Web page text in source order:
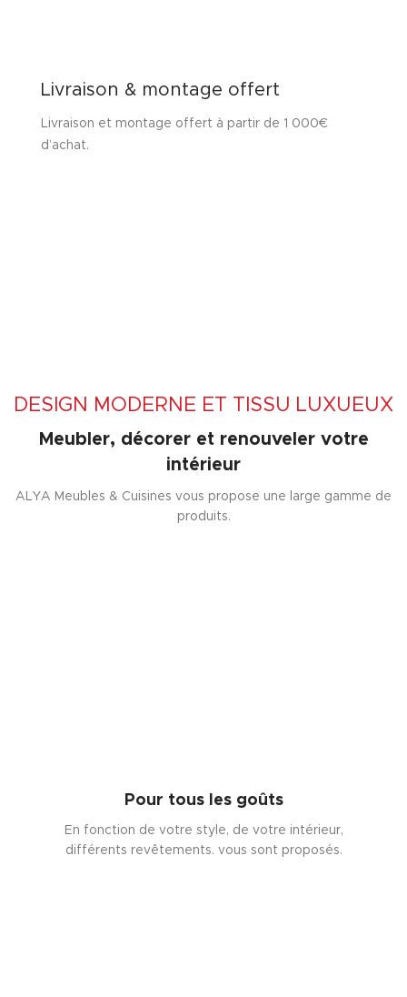
Livraison & montage offert
Livraison et montage offert à partir de 1 000€
d’achat.
DESIGN MODERNE ET TISSU LUXUEUX
Meubler, décorer et renouveler votre
intérieur
ALYA Meubles & Cuisines vous propose une large gamme de
produits.
Pour tous les goûts
En fonction de votre style, de votre intérieur,
différents revêtements. vous sont proposés.